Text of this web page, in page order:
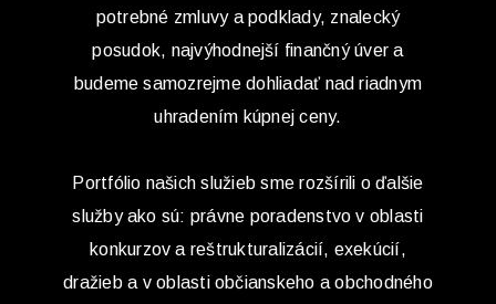
potrebné zmluvy a podklady, znalecký
posudok, najvýhodnejší finančný úver a
budeme samozrejme dohliadať nad riadnym
uhradením kúpnej ceny.
Portfólio našich služieb sme rozšírili o ďalšie
služby ako sú: právne poradenstvo v oblasti
konkurzov a reštrukturalizácií, exekúcií,
dražieb a v oblasti občianskeho a obchodného